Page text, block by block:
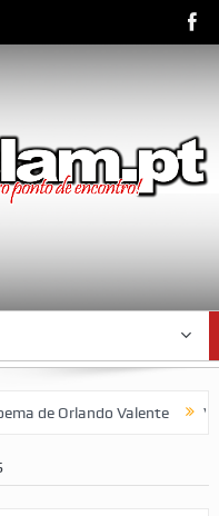
de Orlando Valente VII